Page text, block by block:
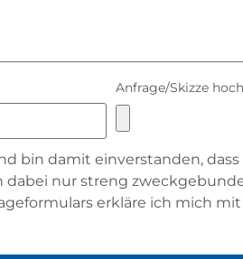
Anfrage/Skizze
bin damit einverstanden,
nur streng
erkläre ich mich